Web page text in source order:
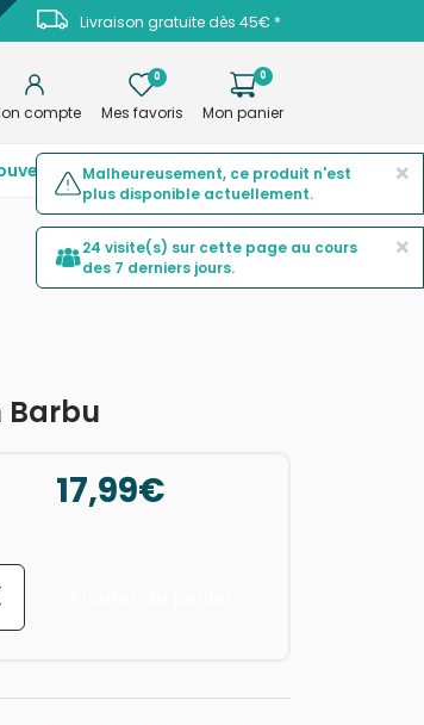
Livraison gratuite dès 45€ *
compte
0
Mes favoris
0
Mon panier
Top ventesPromotions
Barbu
17,99€
×
Malheureusement, ce produit n'est
plus disponible actuellement.
×
24 visite(s) sur cette page au cours
des 7 derniers jours.